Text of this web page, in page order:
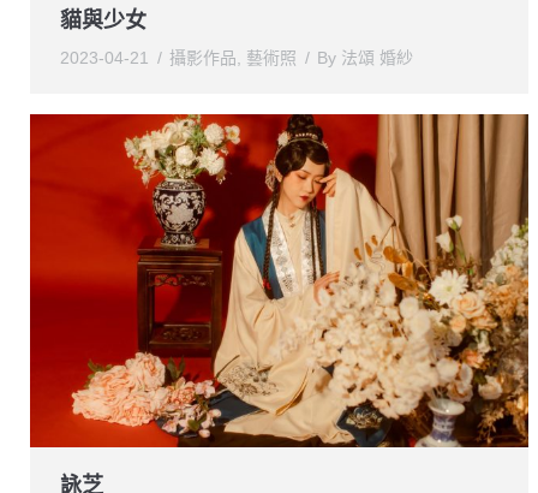
貓與少女
2023-04-21 攝影作品 藝術照 By 法頌 婚紗
詠芝